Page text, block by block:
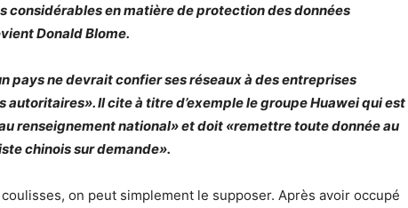
considérables en matière de protection des données
Donald Blome.
pays ne devrait confier ses réseaux à des entreprises
Il cite à titre d’exemple le groupe Huawei qui est
renseignement national» et doit «remettre toute donnée au
chinois sur demande».
on peut simplement le supposer. Après avoir occupé